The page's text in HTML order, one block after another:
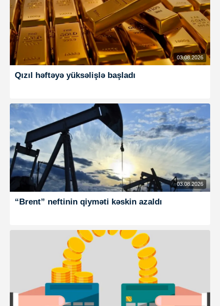
03.08.2026
Qızıl həftəyə yüksəlişlə başladı
03.08.2026
“Brent” neftinin qiyməti kəskin azaldı